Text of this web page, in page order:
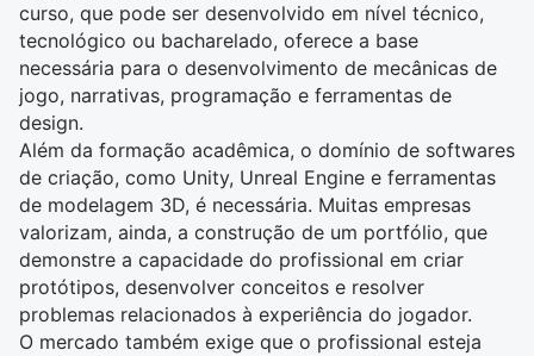
curso, que pode ser desenvolvido em nível técnico,
tecnológico ou bacharelado, oferece a base
necessária para o desenvolvimento de mecânicas de
jogo, narrativas, programação e ferramentas de
design.
Além da formação acadêmica, o domínio de softwares
de criação, como Unity, Unreal Engine e ferramentas
de modelagem 3D, é necessária. Muitas empresas
valorizam, ainda, a construção de um portfólio, que
demonstre a capacidade do profissional em criar
protótipos, desenvolver conceitos e resolver
problemas relacionados à experiência do jogador.
O mercado também exige que o profissional esteja